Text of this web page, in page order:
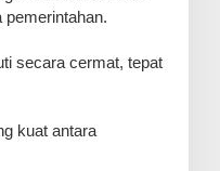
secara cermat, tepat
kuat antara